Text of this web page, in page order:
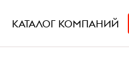
КАТАЛОГ КОМПАНИЙ